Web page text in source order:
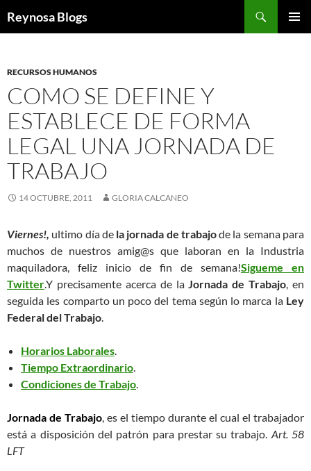
Reynosa Blogs
RECURSOS HUMANOS
COMO SE DEFINE Y
ESTABLECE DE FORMA
LEGAL UNA JORNADA DE
TRABAJO
14 OCTUBRE, 2011 GLORIA CALCANEO
Viernes!, ultimo día de la jornada de trabajode la semana para
muchos de nuestros amig@s que laboran en la Industria
maquiladora, feliz inicio de fin de semana!Sigueme en
Twitter.Y precisamente acerca de laJornada de Trabajo, en
seguida les comparto un poco del tema según lo marca la Ley
Federal del Trabajo.
Horarios Laborales.
Tiempo Extraordinario.
Condiciones de Trabajo.
Jornada de Trabajo, es el tiempo durante el cual el trabajador
está a disposición del patrón para prestar su trabajo. Art. 58
LFT